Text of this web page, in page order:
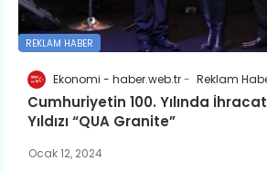
REKLAM HABER
Ekonomi - haber.web.tr Reklam
Cumhuriyetin 100. Yılında
Yıldızı “QUA Granite”
Ocak 12, 2024